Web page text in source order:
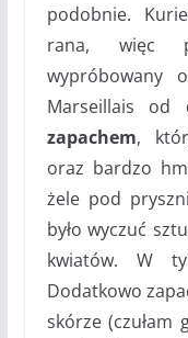
podobnie.
rana, więc
wypróbowany
Marseillais od
zapachem,
oraz bardzo
żele pod
było wyczuć
kwiatów. W
Dodatkowo
skórze (czułam